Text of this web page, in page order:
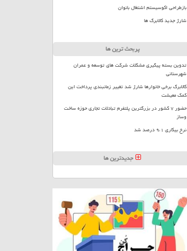
بازطراحی اکوسیستم اشتغال بانوان
شارژ جدید کالابرگ ها
پربحث ترین ها
تدوین بسته پیگیری مشکلات شرکت های توسعه و عمران
شهرستانی
کالابرگ برخی خانوارها شارژ شد تغییر زمانبندی پرداخت این
کمک معیشت
حضور ۷ کشور در بزرگترین پلتفرم تبادلات تجاری حوزه ساخت
وساز
نرخ بیکاری ۹،۱ درصد شد
جدیدترین ها